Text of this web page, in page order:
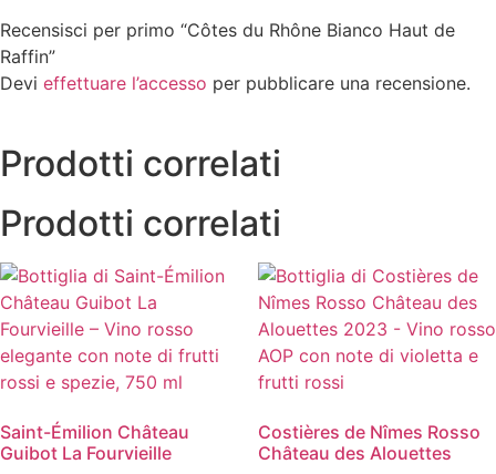
Recensisci per primo “Côtes du Rhône Bianco Haut de
Raffin”
Devi effettuare l’accesso per pubblicare una recensione.
Prodotti correlati
Prodotti correlati
Saint-Émilion Château
Guibot La Fourvieille
Costières de Nîmes Rosso
Château des Alouettes